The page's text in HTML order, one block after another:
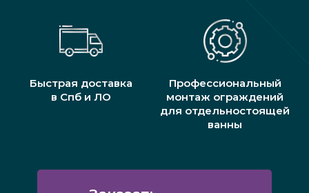
Быстрая доставка
в Спб и ЛО
Профессиональный
монтаж ограждений
для отдельностоящей
ванны